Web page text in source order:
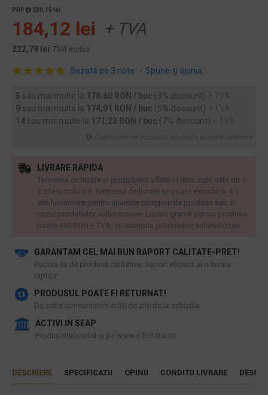
Bazată pe 3 note. - Spune-ţi opinia
PRP 230,15 lei
184,12 lei + TVA
222,79 lei TVA inclus
5 sau mai multe la 178,60 RON / buc (3% discount)
9 sau mai multe la 174,91 RON / buc (5% discount)
14 sau mai multe la 171,23 RON / buc (7% discount)
GARANTAM CEL MAI BUN RAPORT CALITATE-PRET!
​Bucura-te de produse calitative, suport eficient si o livrare
rapida!
PRODUSUL POATE FI RETURNAT!
De catre consumatori in 30 de zile de la achizitie
ACTIVI IN SEAP
Produs disponibil si pe www.e-licitatie.ro
LIVRARE RAPIDA
Termenul de livrare al produselor aflate in stoc este este de 1-
3 zile lucratoare. Termenul de livrare se poate extinde la 4-5
zile lucratoare pentru anumite categorii de produse sau in
cazul produselor voluminoase. Livram gratuit pentru produse
peste 490 RON + TVA, cu exceptia produselor voluminoase.
DESCRIERE SPECIFICATII OPINII CONDITII LIVRARE